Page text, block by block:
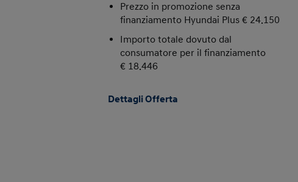
Prezzo in promozione senza
finanziamento Hyundai Plus € 24.150
Importo totale dovuto dal
consumatore per il finanziamento
€ 18.446
Dettagli Offerta